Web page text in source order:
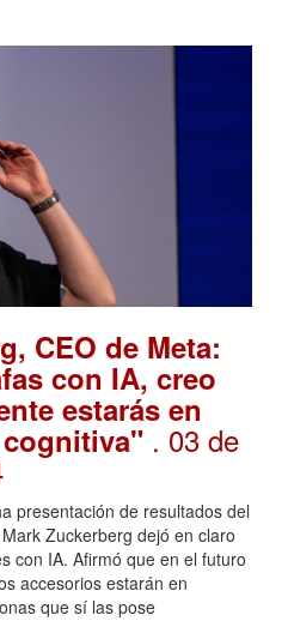
CEO de Meta:
con IA, creo
estarás en
. 03 de
presentación de resultados del
Zuckerberg dejó en claro
con IA. Afirmó que en el futuro
accesorios estarán en
que sí las pose